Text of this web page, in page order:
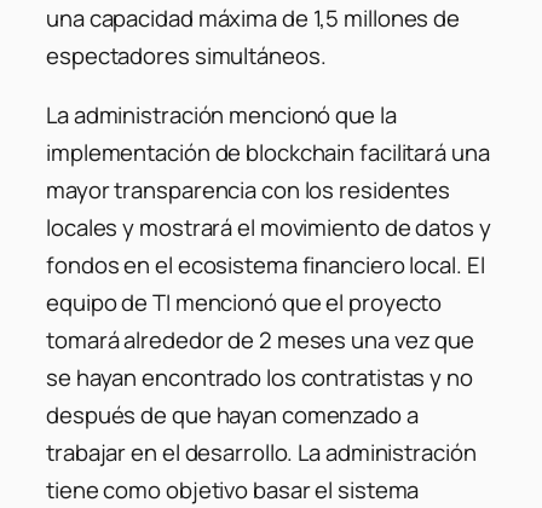
una capacidad máxima de 1,5 millones de
espectadores simultáneos.
La administración mencionó que la
implementación de blockchain facilitará una
mayor transparencia con los residentes
locales y mostrará el movimiento de datos y
fondos en el ecosistema financiero local. El
equipo de TI mencionó que el proyecto
tomará alrededor de 2 meses una vez que
se hayan encontrado los contratistas y no
después de que hayan comenzado a
trabajar en el desarrollo. La administración
tiene como objetivo basar el sistema